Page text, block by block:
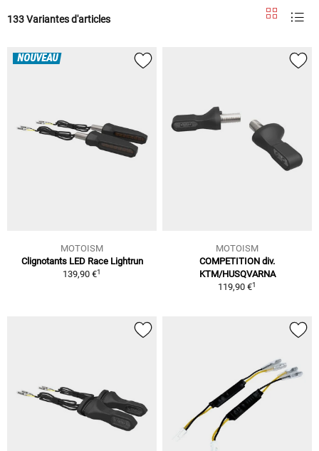
133 Variantes d'articles
NOUVEAU
MOTOISM
Clignotants LED Race Lightrun
139,90 €1
MOTOISM
COMPETITION div.
KTM/HUSQVARNA
119,90 €1